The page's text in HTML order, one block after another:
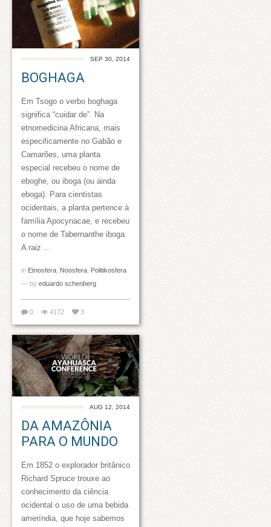
SEP 30, 2014
BOGHAGA
Em Tsogo o verbo boghaga
significa “cuidar de”. Na
etnomedicina Africana, mais
especificamente no Gabão e
Camarões, uma planta
especial recebeu o nome de
eboghe, ou iboga (ou ainda
eboga). Para cientistas
ocidentais, a planta pertence à
família Apocynacae, e recebeu
o nome de Tabernanthe iboga.
A raiz ...
in Etnosfera Noosfera Politikosfera
— by eduardo schenberg
0 4172 3
AUG 12, 2014
DA AMAZÔNIA
PARA O MUNDO
Em 1852 o explorador britânico
Richard Spruce trouxe ao
conhecimento da ciência
ocidental o uso de uma bebida
ameríndia, que hoje sabemos